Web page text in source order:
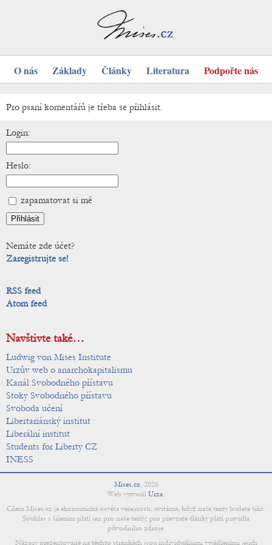
O nás Základy Články Literatura Podpořte nás
Pro psaní komentářů je třeba se přihlásit.
Login:
Heslo:
zapamatovat si mě
Nemáte zde účet?
Zaregistrujte se!
RSS feed
Atom feed
Navštivte také…
Ludwig von Mises Institute
Urzův web o anarchokapitalismu
Kanál Svobodného přístavu
Stoky Svobodného přístavu
Svoboda učení
Libertariánský institut
Liberální institut
Students for Liberty CZ
INESS
Mises.cz, 2026
Web vytvořil Urza.
Cílem Mises.cz je ekonomická osvěta veřejnosti; uvítáme, když naše texty budete šířit.
Souhlas s šířením platí jen pro naše texty; pro převzaté články platí pravidla
původního zdroje.
Názory prezentované na těchto stránkách jsou individuálními vyjádřeními jejich